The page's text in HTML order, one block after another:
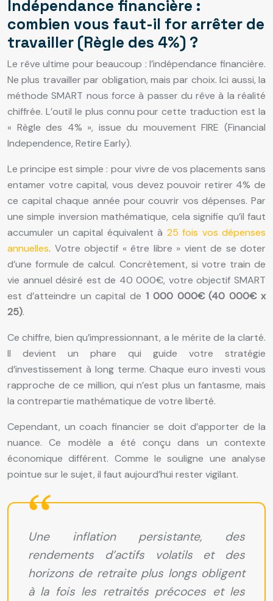
Indépendance financière :
combien vous faut-il for arrêter de
travailler (Règle des 4%) ?
Le rêve ultime pour beaucoup : l’indépendance financière.
Ne plus travailler par obligation, mais par choix. Ici aussi, la
méthode SMART nous force à passer du rêve à la réalité
chiffrée. L’outil le plus connu pour cette traduction est la
« Règle des 4% », issue du mouvement FIRE (Financial
Independence, Retire Early).
Le principe est simple : pour vivre de vos placements sans
entamer votre capital, vous devez pouvoir retirer 4% de
ce capital chaque année pour couvrir vos dépenses. Par
une simple inversion mathématique, cela signifie qu’il faut
accumuler un capital équivalent à 25 fois vos dépenses
annuelles. Votre objectif « être libre » vient de se doter
d’une formule de calcul. Concrètement, si votre train de
vie annuel désiré est de 40 000€, votre objectif SMART
est d’atteindre un capital de 1 000 000€ (40 000€ x
25).
Ce chiffre, bien qu’impressionnant, a le mérite de la clarté.
Il devient un phare qui guide votre stratégie
d’investissement à long terme. Chaque euro investi vous
rapproche de ce million, qui n’est plus un fantasme, mais
la contrepartie mathématique de votre liberté.
Cependant, un coach financier se doit d’apporter de la
nuance. Ce modèle a été conçu dans un contexte
économique différent. Comme le souligne une analyse
pointue sur le sujet, il faut aujourd’hui rester vigilant.
Une inflation persistante, des
rendements d’actifs volatils et des
horizons de retraite plus longs obligent
à la fois les retraités précoces et les